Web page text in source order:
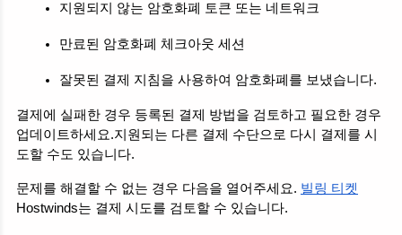
지원되지 않는 암호화폐 토큰 또는 네트워크
만료된 암호화폐 체크아웃 세션
잘못된 결제 지침을 사용하여 암호화폐를 보냈습니다.
결제에 실패한 경우 등록된 결제 방법을 검토하고 필요한 경우
업데이트하세요.지원되는 다른 결제 수단으로 다시 결제를 시
도할 수도 있습니다.
문제를 해결할 수 없는 경우 다음을 열어주세요. 빌링 티켓
Hostwinds는 결제 시도를 검토할 수 있습니다.